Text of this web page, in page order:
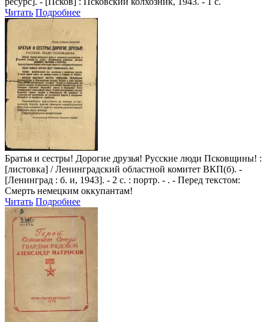
Читать Подробнее
Братья и сестры! Дорогие друзья! Русские люди Псковщины! :
[листовка] / Ленинградский областной комитет ВКП(б). -
[Ленинград : б. и, 1943]. - 2 с. : портр. - . - Перед текстом:
Смерть немецким оккупантам!
Читать Подробнее